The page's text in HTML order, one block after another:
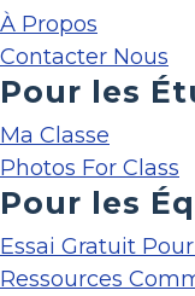
À Propos
Contacter Nous
Pour les
Ma Classe
Photos For Class
Pour les
Essai Gratuit
Ressources